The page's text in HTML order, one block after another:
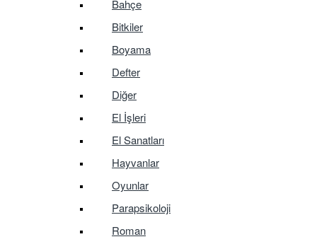
Bahçe
Bitkiler
Boyama
Defter
Diğer
El İşleri
El Sanatları
Hayvanlar
Oyunlar
Parapsikoloji
Roman